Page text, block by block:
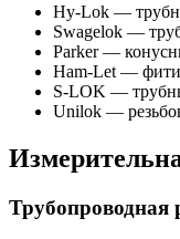
Hy-Lok —
Swagelok —
Parker —
Ham-Let —
S-LOK —
Unilok —
Трубопроводная